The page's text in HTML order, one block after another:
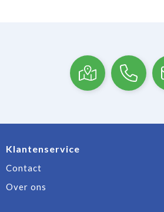
Klantenservice
Contact
Over ons